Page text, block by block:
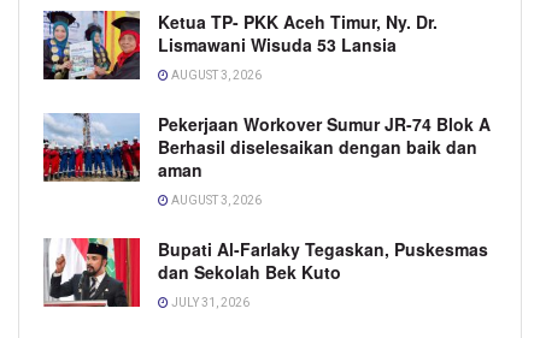
Ketua TP- PKK Aceh Timur, Ny. Dr.
Lismawani Wisuda 53 Lansia
AUGUST 3, 2026
Pekerjaan Workover Sumur JR-74 Blok A
Berhasil diselesaikan dengan baik dan
aman
AUGUST 3, 2026
Bupati Al-Farlaky Tegaskan, Puskesmas
dan Sekolah Bek Kuto
JULY 31, 2026